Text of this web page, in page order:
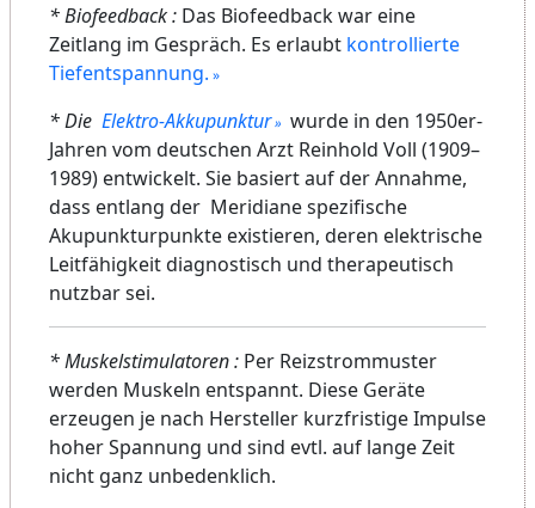
* Biofeedback : Das Biofeedback war eine
Zeitlang im Gespräch. Es erlaubt kontrollierte
Tiefentspannung.
* Die Elektro-Akkupunktur
wurde in den 1950er-
Jahren vom deutschen Arzt Reinhold Voll (1909–
1989) entwickelt. Sie basiert auf der Annahme,
dass entlang der Meridiane spezifische
Akupunkturpunkte existieren, deren elektrische
Leitfähigkeit diagnostisch und therapeutisch
nutzbar sei.
* Muskelstimulatoren : Per Reizstrommuster
werden Muskeln entspannt. Diese Geräte
erzeugen je nach Hersteller kurzfristige Impulse
hoher Spannung und sind evtl. auf lange Zeit
nicht ganz unbedenklich.